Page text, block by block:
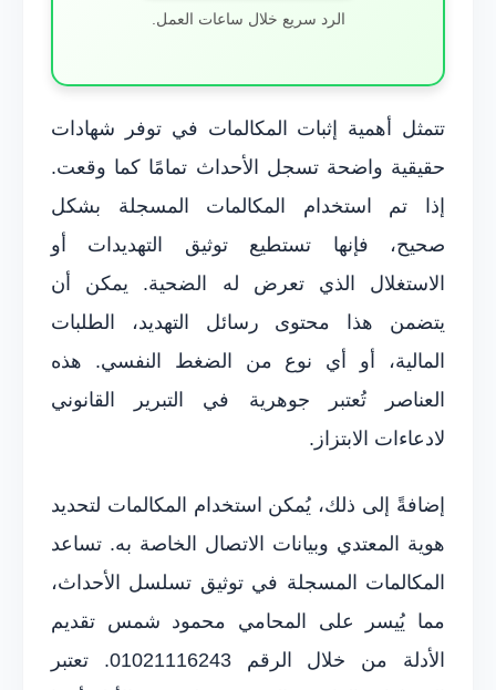
الرد سريع خلال ساعات العمل.
تتمثل أهمية إثبات المكالمات في توفر شهادات
حقيقية واضحة تسجل الأحداث تمامًا كما وقعت.
إذا تم استخدام المكالمات المسجلة بشكل
صحيح، فإنها تستطيع توثيق التهديدات أو
الاستغلال الذي تعرض له الضحية. يمكن أن
يتضمن هذا محتوى رسائل التهديد، الطلبات
المالية، أو أي نوع من الضغط النفسي. هذه
العناصر تُعتبر جوهرية في التبرير القانوني
لادعاءات الابتزاز.
إضافةً إلى ذلك، يُمكن استخدام المكالمات لتحديد
هوية المعتدي وبيانات الاتصال الخاصة به. تساعد
المكالمات المسجلة في توثيق تسلسل الأحداث،
مما يُيسر على المحامي محمود شمس تقديم
الأدلة من خلال الرقم 01021116243. تعتبر